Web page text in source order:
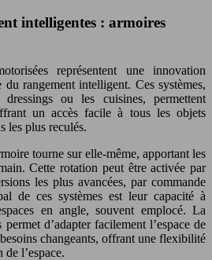
intelligentes : armoires
représentent une innovation
rangement intelligent. Ces systèmes,
ou les cuisines, permettent
un accès facile à tous les objets
les plus reculés.
tourne sur elle-même, apportant les
Cette rotation peut être activée par
les plus avancées, par commande
de ces systèmes est leur capacité à
en angle, souvent emplocé. La
d’adapter facilement l’espace de
changeants, offrant une flexibilité
de l’espace.